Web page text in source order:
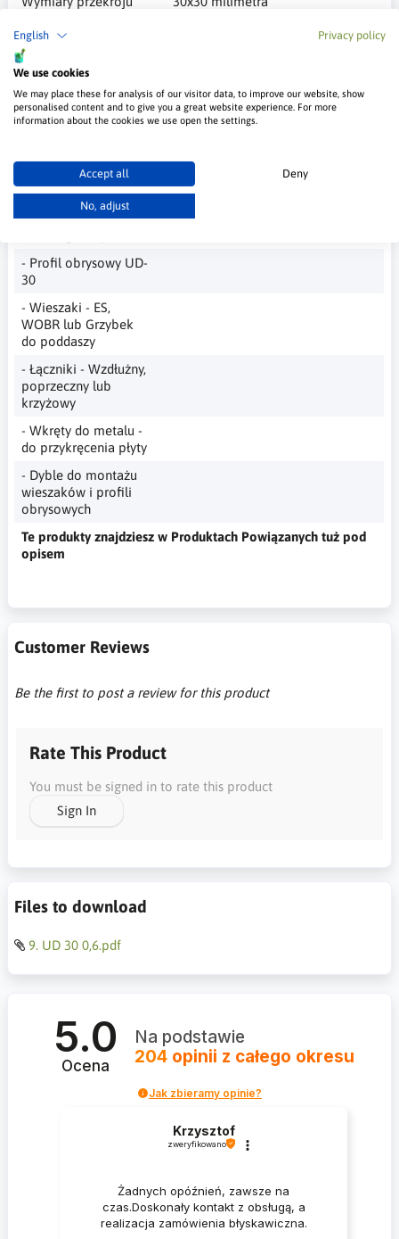
English Privacy policy
We use cookies
We may place these for analysis of our visitor data, to improve our website, show
personalised content and to give you a great website experience. For more
information about the cookies we use open the settings.
Accept all Deny
No, adjust
__________
Profile
Polski
Dostawa
Gratis przy zamówieniu dowolnych
__________
Budując sufit podwieszany musisz kupić
- Profil obrysowy UD-
30
- Wieszaki - ES,
WOBR lub Grzybek
do poddaszy
- Łączniki - Wzdłużny,
poprzeczny lub
krzyżowy
- Wkręty do metalu -
do przykręcenia płyty
- Dyble do montażu
wieszaków i profili
obrysowych
Te produkty znajdziesz w Produktach Powiązanych tuż pod
opisem
Customer Reviews
Be the first to post a review for this product
Rate This Product
You must be signed in to rate this product
Sign In
Files to download
9. UD 30 0,6.pdf
5.0
Ocena
Na podstawie
204 opinii z całego okresu
Jak zbieramy opinie?
Krzysztof
zweryfikowano
Żadnych opóźnień, zawsze na
czas.Doskonały kontakt z obsługą, a
realizacja zamówienia błyskawiczna.